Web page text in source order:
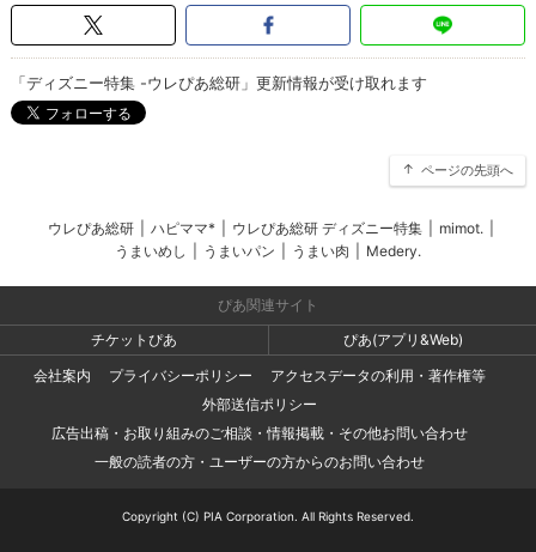
「ディズニー特集 -ウレぴあ総研」更新情報が受け取れます
ページの先頭へ
ウレぴあ総研 ハピママ* ウレぴあ総研 ディズニー特集 mimot.
うまいめし
うまいパン うまい肉 Medery.
ぴあ関連サイト
チケットぴあ
ぴあ(アプリ&Web)
会社案内
プライバシーポリシー
アクセスデータの利用・著作権等
外部送信ポリシー
広告出稿・お取り組みのご相談・情報掲載・その他お問い合わせ
一般の読者の方・ユーザーの方からのお問い合わせ
Copyright (C) PIA Corporation. All Rights Reserved.